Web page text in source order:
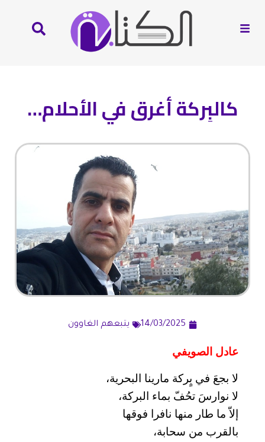
كالبِركة أغرق في الأحلام…
14/03/2025 يتبعهم الغاوون
عادل الصويفي
لا بجعَ في بٍركة مارينا البحرية،
لا نوارسَ تحُفّ بماء البركة،
إلاّ ما طار منها نافرا فوقها
بالقرب من سحابة،